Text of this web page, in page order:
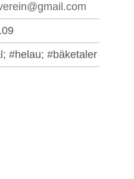
#helau; #bäketaler